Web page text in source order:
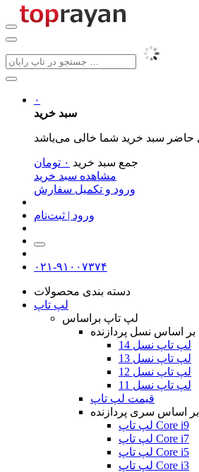
۰
سبد خرید
جمع سبد خرید ۰ تومان
مشاهده سبد خرید
ورود و تکمیل سفارش
ورود | ثبت‌نام
۰۲۱-۹۱۰۰۷۳۷۴
دسته بندی محصولات
لپ تاپ
لپ تاپ براساس
بر اساس نسل پردازنده
لپ تاپ نسل 14
لپ تاپ نسل 13
لپ تاپ نسل 12
لپ تاپ نسل 11
قیمت لپ تاپ
بر اساس سری پردازنده
لپ تاپ Core i9
لپ تاپ Core i7
لپ تاپ Core i5
لپ تاپ Core i3